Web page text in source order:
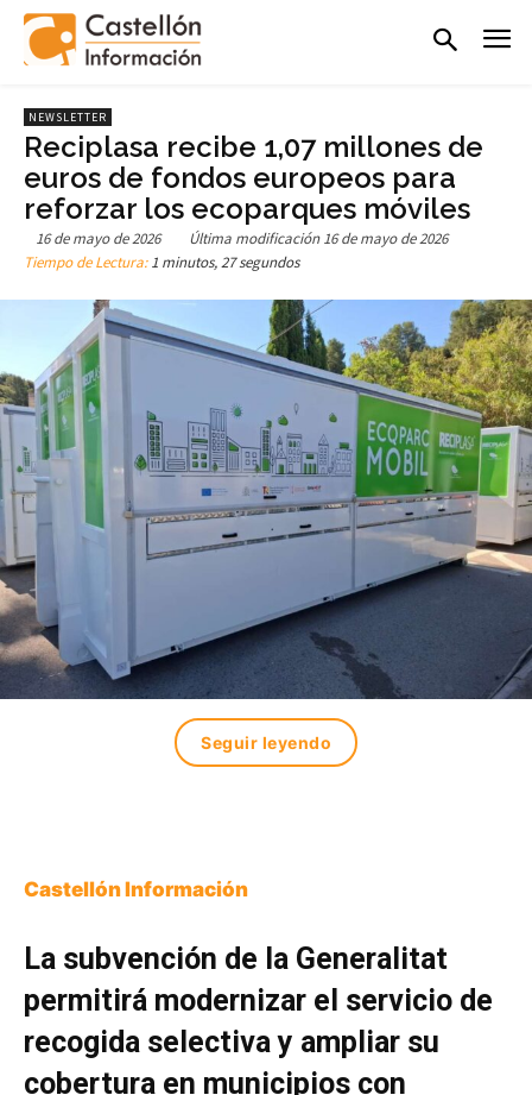
NEWSLETTER
Reciplasa recibe 1,07 millones de
euros de fondos europeos para
reforzar los ecoparques móviles
16 de mayo de 2026 Última modificación 16 de mayo de 2026
Tiempo de Lectura:1 minutos, 27 segundos
Seguir leyendo
Castellón Información
La subvención de la Generalitat
permitirá modernizar el servicio de
recogida selectiva y ampliar su
cobertura en municipios con